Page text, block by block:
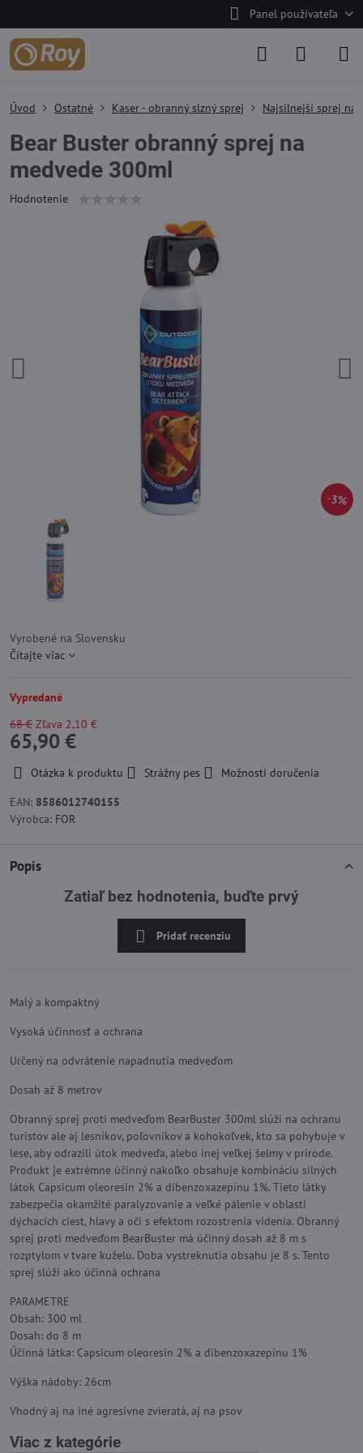
Panel používateľa
3%
Úvod Ostatné Kaser - obranný slzný sprej Najsilnejší sprej na
Bear Buster obranný sprej na
medvede 300ml
Hodnotenie
Vyrobené na Slovensku
Čítajte viac
Vypredané
68 € Zľava 2,10 €
65,90 €
Otázka k produktu Strážny pes
Možnosti doručenia
EAN: 8586012740155
Výrobca: FOR
Popis
Zatiaľ bez hodnotenia, buďte prvý
Pridať recenziu
Malý a kompaktný
Vysoká účinnosť a ochrana
Určený na odvrátenie napadnutia medveďom
Dosah až 8 metrov
Obranný sprej proti medveďom BearBuster 300ml slúži na ochranu
turistov ale aj lesníkov, poľovníkov a kohokoľvek, kto sa pohybuje v
lese, aby odrazili útok medveďa, alebo inej veľkej šelmy v prírode.
Produkt je extrémne účinný nakoľko obsahuje kombináciu silných
látok Capsicum oleoresin 2% a dibenzoxazepínu 1%. Tieto látky
zabezpečia okamžité paralyzovanie a veľké pálenie v oblasti
dýchacích ciest, hlavy a očí s efektom rozostrenia videnia. Obranný
sprej proti medveďom BearBuster má účinný dosah až 8 m s
rozptylom v tvare kuželu. Doba vystreknutia obsahu je 8 s. Tento
sprej slúži ako účinná ochrana
PARAMETRE
Obsah: 300 ml
Dosah: do 8 m
Účinná látka: Capsicum oleoresin 2% a dibenzoxazepínu 1%
Výška nádoby: 26cm
Vhodný aj na iné agresívne zvieratá, aj na psov
Viac z kategórie